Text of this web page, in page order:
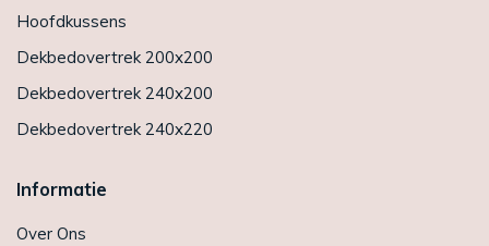
Hoofdkussens
Dekbedovertrek 200x200
Dekbedovertrek 240x200
Dekbedovertrek 240x220
Informatie
Over Ons